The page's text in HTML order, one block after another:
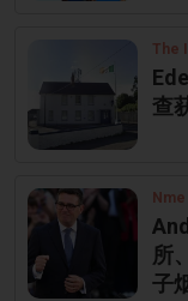
The
查
Nme
所
子